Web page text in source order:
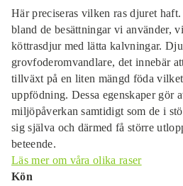
Här preciseras vilken ras djuret
bland de besättningar vi använder,
köttrasdjur med lätta kalvningar.
grovfoderomvandlare, det innebär
tillväxt på en liten mängd föda
uppfödning. Dessa egenskaper gör
miljöpåverkan samtidigt som de i
sig själva och därmed få större
beteende.
Läs mer om våra olika raser
Kön